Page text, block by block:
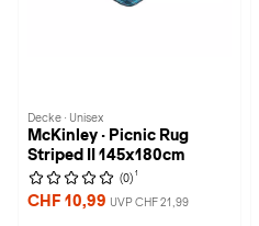
Decke · Unisex
McKinley · Picnic Rug
Striped II 145x180cm
(0) 1
CHF 10,99 UVP CHF 21,99